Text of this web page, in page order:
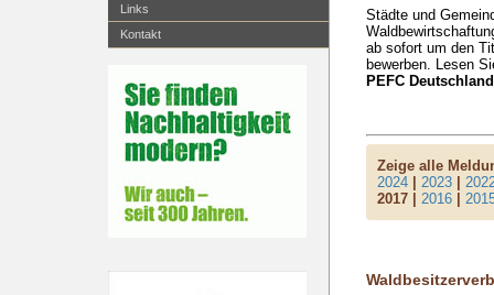
Links
Kontakt
Städte und
ab sofort um den
bewerben. Lesen
PEFC
Zeige alle
2024 |2023 |
2017 |2016 |